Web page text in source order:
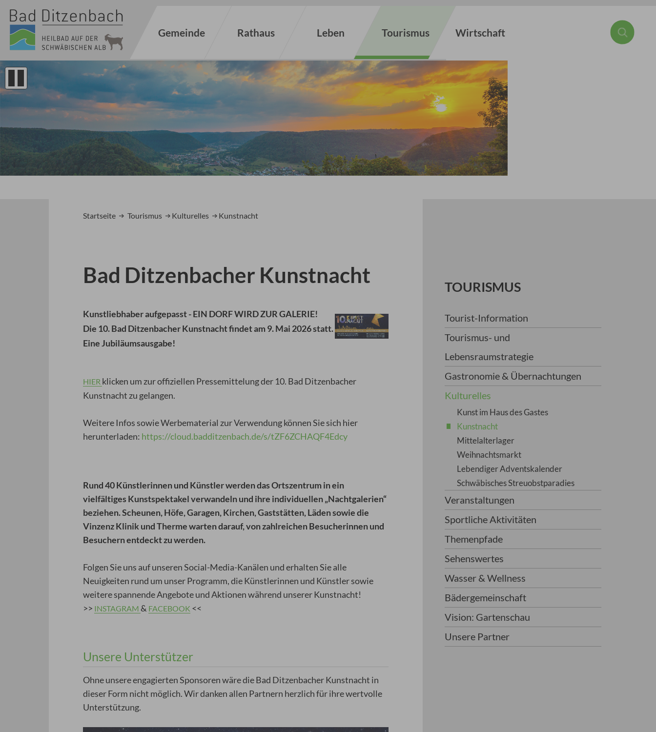
Gemeinde Rathaus Leben Tourismus Wirtschaft
Startseite Tourismus Kulturelles Kunstnacht
Bad Ditzenbacher Kunstnacht
Kunstliebhaber aufgepasst - EIN DORF WIRD ZUR GALERIE!
Die 10. Bad Ditzenbacher Kunstnachtfindet am 9. Mai 2026statt.
Eine Jubiläumsausgabe!
HIER klicken um zur offiziellen Pressemittelung der 10. Bad Ditzenbacher
Kunstnacht zu gelangen.
Weitere Infos sowie Werbematerial zur Verwendung können Sie sich hier
herunterladen: https://cloud.badditzenbach.de/s/tZF6ZCHAQF4Edcy
Rund 40 Künstlerinnen und Künstler werden das Ortszentrum in ein
vielfältiges Kunstspektakel verwandeln und ihre individuellen „Nachtgalerien“
beziehen. Scheunen, Höfe, Garagen, Kirchen, Gaststätten, Läden sowie die
Vinzenz Klinik und Therme warten darauf, von zahlreichen Besucherinnen und
Besuchern entdeckt zu werden.
Folgen Sie uns auf unseren Social-Media-Kanälen und erhalten Sie alle
Neuigkeiten rund um unser Programm, die Künstlerinnen und Künstler sowie
weitere spannende Angebote und Aktionen während unserer Kunstnacht!
>> INSTAGRAM & FACEBOOK <<
Unsere Unterstützer
Ohne unsere engagierten Sponsoren wäre die Bad Ditzenbacher Kunstnacht in
dieser Form nicht möglich. Wir danken allen Partnern herzlich für ihre wertvolle
Unterstützung.
TOURISMUS
Tourist-Information
Tourismus- und
Lebensraumstrategie
Gastronomie & Übernachtungen
Kulturelles
Kunst im Haus des Gastes
Kunstnacht
Mittelalterlager
Weihnachtsmarkt
Lebendiger Adventskalender
Schwäbisches Streuobstparadies
Veranstaltungen
Sportliche Aktivitäten
Themenpfade
Sehenswertes
Wasser & Wellness
Bädergemeinschaft
Vision: Gartenschau
Unsere Partner